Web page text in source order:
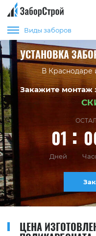
Виды заборов
УСТАНОВКА
В Краснодаре
Закажите монтаж
01
Дней
ЦЕНА